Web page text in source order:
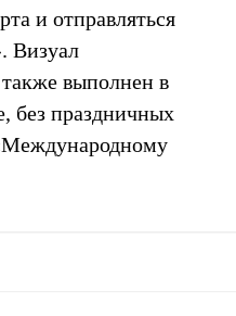
и отправляться
Визуал
также выполнен в
без праздничных